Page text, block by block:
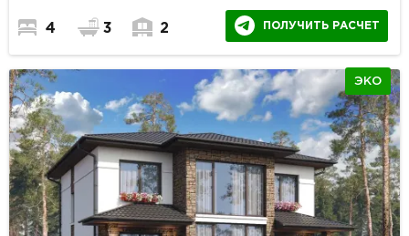
4 3 2 ПОЛУЧИТЬ РАСЧЕТ
ЭКО